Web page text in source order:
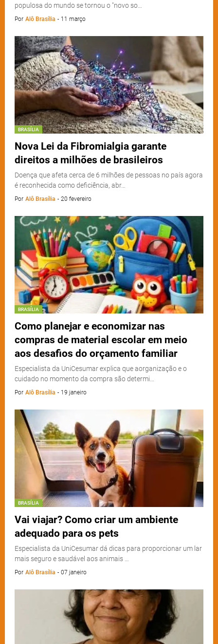
populosa do mundo se tornou o "novo so…
Por Alô Brasília - 11 março
BRASÍLIA
Nova Lei da Fibromialgia garante
direitos a milhões de brasileiros
Doença que afeta cerca de 6 milhões de pessoas no país agora
é reconhecida como deficiência, abr…
Por Alô Brasília - 20 fevereiro
BRASÍLIA
Como planejar e economizar nas
compras de material escolar em meio
aos desafios do orçamento familiar
Especialista da UniCesumar explica que aorganização e o
cuidado no momento da compra são determi…
Por Alô Brasília - 19 janeiro
BRASÍLIA
Vai viajar? Como criar um ambiente
adequado para os pets
Especialista da UniCesumar dá dicas para proporcionar um lar
mais seguro e saudável aos animais …
Por Alô Brasília - 07 janeiro